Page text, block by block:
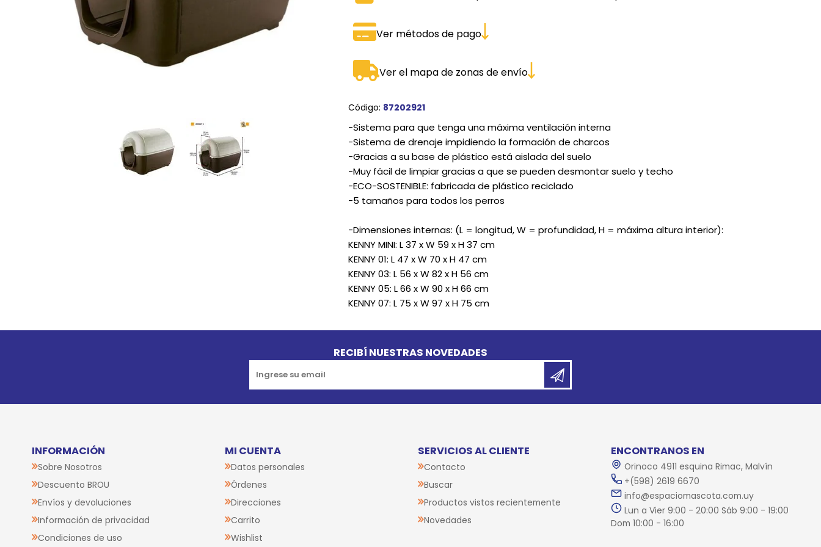
JUGUETES
COMEDEROS Y BEBEDEROS
TRANSPORTADORAS
Ver todas
Ver métodos de pago
Ver el mapa de zonas de envío
Código: 87202921
-Sistema para que tenga una máxima ventilación interna
-Sistema de drenaje impidiendo la formación de charcos
-Gracias a su base de plástico está aislada del suelo
-Muy fácil de limpiar gracias a que se pueden desmontar suelo y techo
-ECO-SOSTENIBLE: fabricada de plástico reciclado
-5 tamaños para todos los perros
-Dimensiones internas: (L = longitud, W = profundidad, H = máxima altura interior):
KENNY MINI: L 37 x W 59 x H 37 cm
KENNY 01: L 47 x W 70 x H 47 cm
KENNY 03: L 56 x W 82 x H 56 cm
KENNY 05: L 66 x W 90 x H 66 cm
KENNY 07: L 75 x W 97 x H 75 cm
RECIBÍ NUESTRAS NOVEDADES
INFORMACIÓN
Sobre Nosotros
Descuento BROU
Envíos y devoluciones
Información de privacidad
Condiciones de uso
MI CUENTA
Datos personales
Órdenes
Direcciones
Carrito
Wishlist
SERVICIOS AL CLIENTE
Contacto
Buscar
Productos vistos recientemente
Novedades
ENCONTRANOS EN
Orinoco 4911 esquina Rimac, Malvín
+(598) 2619 6670
info@espaciomascota.com.uy
Lun a Vier 9:00 - 20:00 Sáb 9:00 - 19:00
Dom 10:00 - 16:00